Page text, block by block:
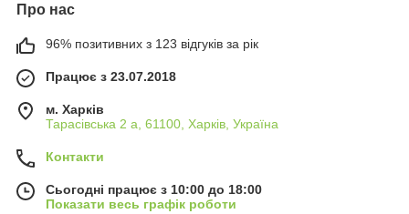
Про нас
96% позитивних з 123 відгуків за рік
Працює з 23.07.2018
м. Харків
Тарасівська 2 а, 61100, Харків, Україна
Контакти
Сьогодні працює з 10:00 до 18:00
Показати весь графік роботи